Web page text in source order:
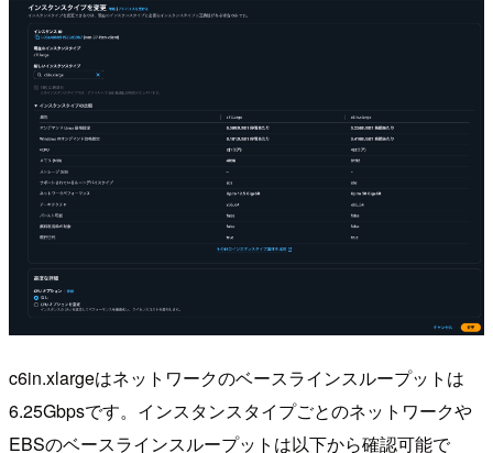
c6in.xlargeはネットワークのベースラインスループットは
6.25Gbpsです。インスタンスタイプごとのネットワークや
EBSのベースラインスループットは以下から確認可能で